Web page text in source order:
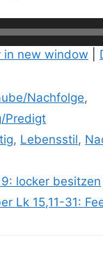
in new window
Nachfolge,
Predigt
, Lebensstil,
locker besitzen
Lk 15,11-31: